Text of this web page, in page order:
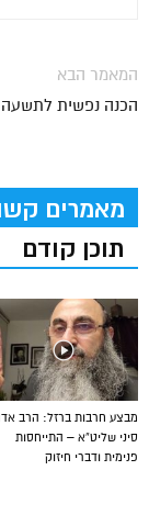
המאמר הבא
הכנה נפשית
מאמרים
תוכן קודם
מבצע חרבות ברזל: הרב
סיני שליט”א – התייחסות
פנימית ודברי חיזוק